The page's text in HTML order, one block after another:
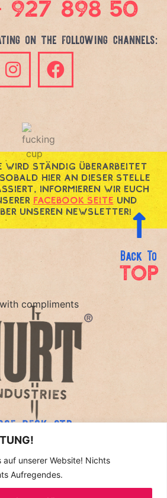
auf unserer Website! Nichts
Aufregendes.
927 898 50
on the following channels:
wird ständig überarbeitet
hier an dieser Stelle
informieren wir euch
Facebook Seite und
unseren Newsletter!
Back To
TOP
Some Rights Reversed.
BECK STR. 5
BOCHUM